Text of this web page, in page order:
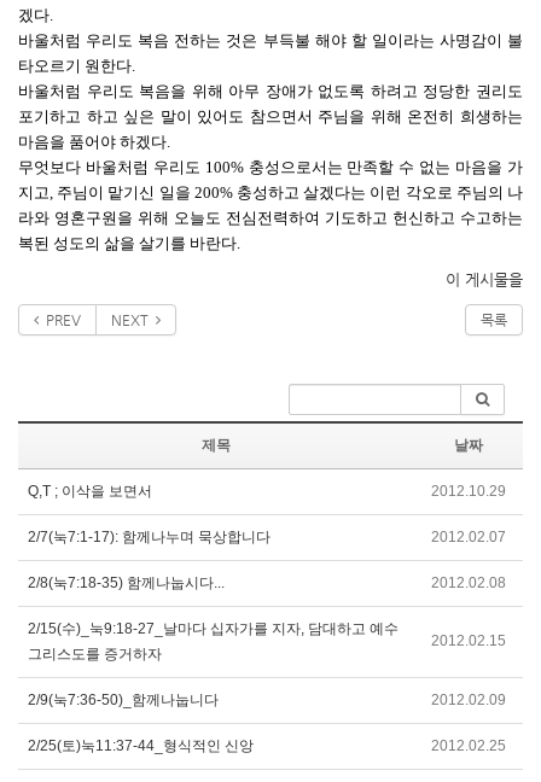
겠다.
바울처럼 우리도 복음 전하는 것은 부득불 해야 할 일이라는 사명감이 불
타오르기 원한다.
바울처럼 우리도 복음을 위해 아무 장애가 없도록 하려고 정당한 권리도
포기하고 하고 싶은 말이 있어도 참으면서 주님을 위해 온전히 희생하는
마음을 품어야 하겠다.
무엇보다 바울처럼 우리도 100% 충성으로서는 만족할 수 없는 마음을 가
지고, 주님이 맡기신 일을 200% 충성하고 살겠다는 이런 각오로 주님의 나
라와 영혼구원을 위해 오늘도 전심전력하여 기도하고 헌신하고 수고하는
복된 성도의 삶을 살기를 바란다.
이 게시물을
PREV NEXT 목록
제목 날짜
Q,T ; 이삭을 보면서 2012.10.29
2/7(눅7:1-17): 함께나누며 묵상합니다 2012.02.07
2/8(눅7:18-35) 함께나눕시다... 2012.02.08
2/15(수)_눅9:18-27_날마다 십자가를 지자, 담대하고 예수
그리스도를 증거하자
2012.02.15
2/9(눅7:36-50)_함께나눕니다 2012.02.09
2/25(토)눅11:37-44_형식적인 신앙 2012.02.25